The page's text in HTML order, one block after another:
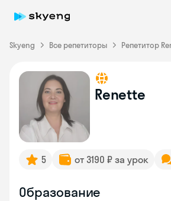
Skyeng Все репетиторы Репетитор
Renette
5 от 3190 ₽ за урок
Образование
Skyeng Chat
online